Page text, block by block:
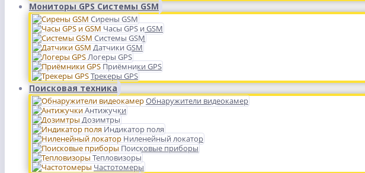
Мониторы GPS Системы GSM
Сирены GSM
Часы GPS и GSM
Системы GSM
Датчики GSM
Логеры GPS
Приёмники GPS
Трекеры GPS
Поисковая техника
Обнаружители видеокамер
Антижучки
Дозимтры
Индикатор поля
Ниленейный локатор
Поисковые приборы
Тепловизоры
Частотомеры